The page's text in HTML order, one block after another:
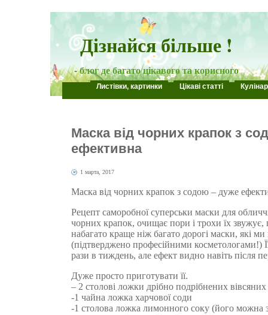
Дізнайся більше !
- блог де багато цікавого та корисного
Листівки, картинки Цікаві статті
Маска від чорних крапок з
ефективна
1 марта, 2017
Маска від чорних крапок з содою – дуже
Рецепт саморобної суперськи маски для
чорних крапок, очищає пори і трохи їх
набагато краще ніж багато дорогі маски, які
(підтверджено професійними косметологами!)
рази в тиждень, але ефект видно навіть після
Дуже просто приготувати її.
– 2 столові ложки дрібно подрібнених вівсяних
-1 чайна ложка харчової соди
-1 столова ложка лимонного соку (його можна